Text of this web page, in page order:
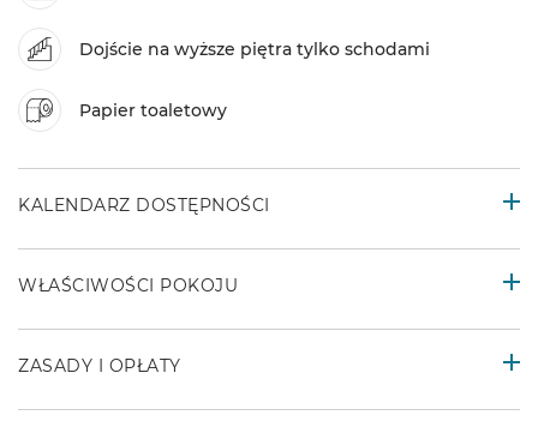
Dojście na wyższe piętra tylko schodami
Papier toaletowy
KALENDARZ DOSTĘPNOŚCI
WŁAŚCIWOŚCI POKOJU
ZASADY I OPŁATY